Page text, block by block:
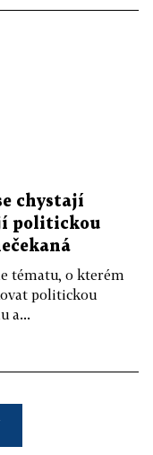
chystají
politickou
tématu, o kterém
politickou
a...